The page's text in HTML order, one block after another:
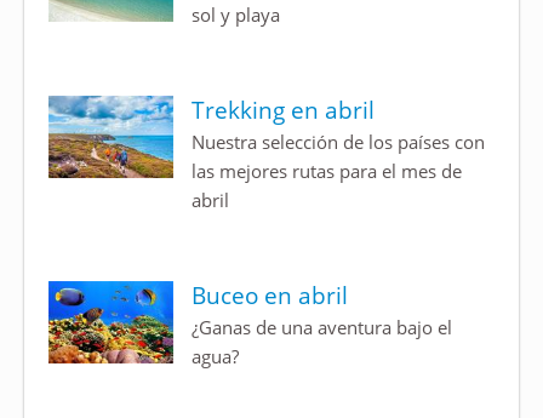
sol y playa
Trekking en abril
Nuestra selección de los países con
las mejores rutas para el mes de
abril
Buceo en abril
¿Ganas de una aventura bajo el
agua?